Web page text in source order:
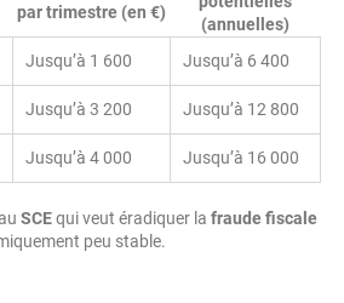
par trimestre (en €)
(annuelles)
Jusqu’à 1 600 Jusqu’à 6 400
Jusqu’à 3 200 Jusqu’à 12 800
Jusqu’à 4 000 Jusqu’à 16 000
SCEqui veut éradiquer la fraude fiscale
peu stable.